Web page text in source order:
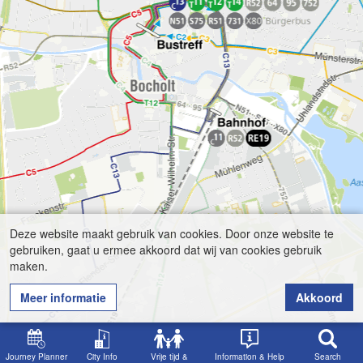
Journey Planner City Info
Vrije tijd &
Information & Help Search
Deze website maakt gebruik van cookies. Door onze website te
gebruiken, gaat u ermee akkoord dat wij van cookies gebruik
maken.
Meer informatie
Akkoord